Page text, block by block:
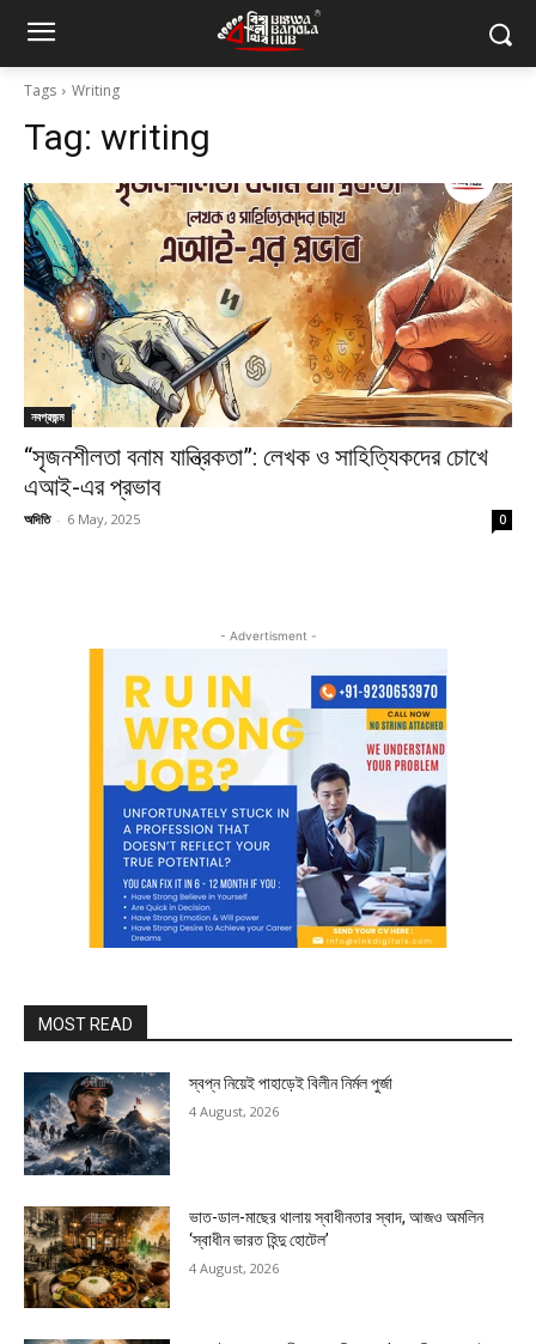
Tags Writing
Tag: writing
নবপ্রজন্ম
“সৃজনশীলতা বনাম যান্ত্রিকতা”: লেখক ও সাহিত্যিকদের চোখে
এআই-এর প্রভাব
অদিতি - 6 May, 2025 0
- Advertisment -
MOST READ
স্বপ্ন নিয়েই পাহাড়েই বিলীন নির্মল পুর্জা
4 August, 2026
ভাত-ডাল-মাছের থালায় স্বাধীনতার স্বাদ, আজও অমলিন
‘স্বাধীন ভারত হিন্দু হোটেল’
4 August, 2026